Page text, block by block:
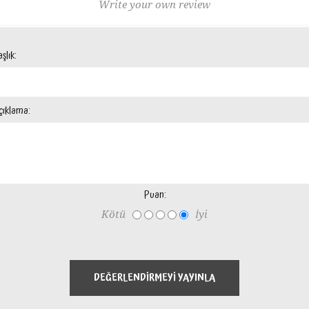
Write your own review
Puan:
Kötü İyi